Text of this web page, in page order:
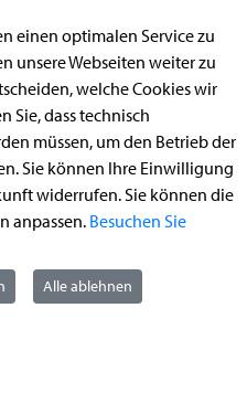
online)
einen optimalen Service zu
unsere Webseiten weiter zu
welche Cookies wir
Sie, dass technisch
müssen, um den Betrieb der
Sie können Ihre Einwilligung
widerrufen. Sie können die
anpassen. Besuchen Sie
Alle ablehnen